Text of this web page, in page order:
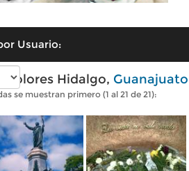
Usuario:
Hidalgo, Guanajuato
se muestran primero (1 al 21 de 21):